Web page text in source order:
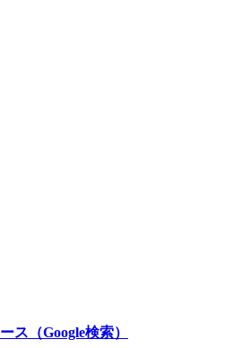
ス（Google検索）